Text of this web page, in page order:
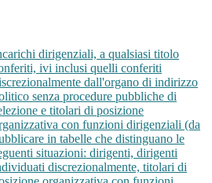
dirigenziali, a qualsiasi titolo
ivi inclusi quelli conferiti
dall'organo di indirizzo
senza procedure pubbliche di
e titolari di posizione
con funzioni dirigenziali (da
in tabelle che distinguano le
situazioni: dirigenti, dirigenti
discrezionalmente, titolari di